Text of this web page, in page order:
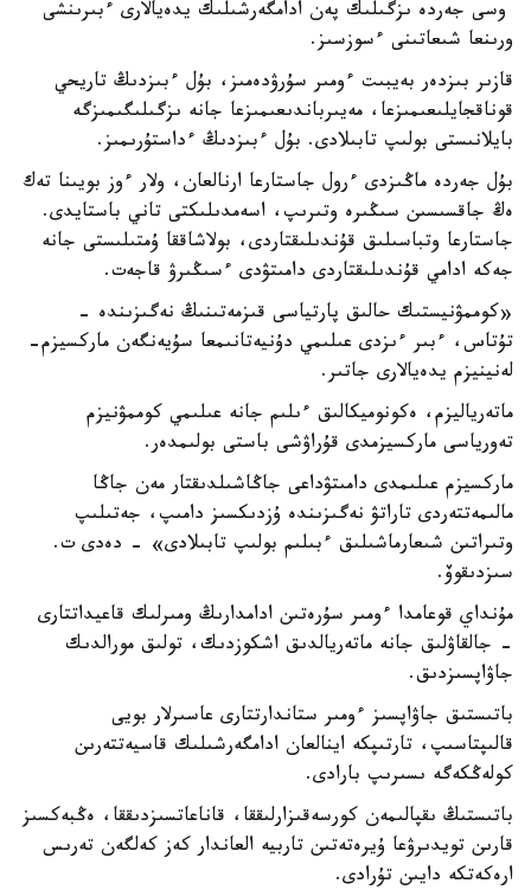
وسى جەردە ىزگىلىك پەن ادامگەرشىلىك يدەيالارى ءبىرىنشى
ورىنعا شىعاتىنى ءسوزسىز.
قازىر بىزدەر بەيبىت ءومىر سۇرۋدەمىز، بۇل ءبىزدىڭ تاريحي
قوناقجايلىعىمىزعا، مەيىرباندىعىمىزعا جانە ىزگىلىگىمىزگە
بايلانىستى بولىپ تابىلادى. بۇل ءبىزدىڭ ءداستۇرىمىز.
بۇل جەردە ماڭىزدى ءرول جاستارعا ارنالعان، ولار ءوز بويىنا تەك
ەڭ جاقسىسىن سىڭىرە وتىرىپ، اسەمدىلىكتى تاني باستايدى.
جاستارعا وتباسىلىق قۇندىلىقتاردى، بولاشاققا ۇمتىلىستى جانە
جەكە ادامي قۇندىلىقتاردى دامىتۋدى ءسىڭىرۋ قاجەت.
«كوممۋنيستىك حالىق پارتياسى قىزمەتىنىڭ نەگىزىندە -
تۇتاس، ءبىر ءىزدى عىلىمي دۇنيەتانىمعا سۇيەنگەن ماركسيزم-
لەنينيزم يدەيالارى جاتىر.
ماتەرياليزم، ەكونوميكالىق ءىلىم جانە عىلىمي كوممۋنيزم
تەورياسى ماركسيزمدى قۇراۋشى باستى بولىمدەر.
ماركسيزم عىلىمدى دامىتۋداعى جاڭاشىلدىقتار مەن جاڭا
مالىمەتتەردى تاراتۋ نەگىزىندە ۇزدىكسىز دامىپ، جەتىلىپ
وتىراتىن شىعارماشىلىق ءبىلىم بولىپ تابىلادى» - دەدى ت.
سىزدىقوۆ.
مۇنداي قوعامدا ءومىر سۇرەتىن ادامدارىڭ ومىرلىك قاعيداتتارى
- جالقاۋلىق جانە ماتەريالدىق اشكوزدىك، تولىق مورالدىك
جاۋاپسىزدىق.
باتىستىق جاۋاپسىز ءومىر ستاندارتتارى عاسىرلار بويى
قالىپتاسىپ، تارتىپكە اينالعان ادامگەرشىلىك قاسيەتتەرىن
كولەڭكەگە ىسىرىپ بارادى.
باتىستىڭ ىقپالىمەن كورسەقىزارلىققا، قاناعاتسىزدىققا، ەڭبەكسىز
قارىن تويدىرۋعا ۇيرەتەتىن تاربيە العاندار كەز كەلگەن تەرىس
ارەكەتكە دايىن تۇرادى.